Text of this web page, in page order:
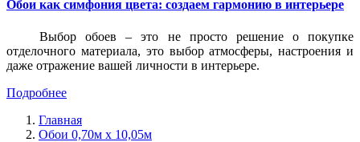
Обои как симфония цвета: создаем гармонию в интерьере
Выбор обоев – это не просто решение о покупке
отделочного материала, это выбор атмосферы, настроения и
даже отражение вашей личности в интерьере.
Подробнее
Главная
Обои 0,70м x 10,05м